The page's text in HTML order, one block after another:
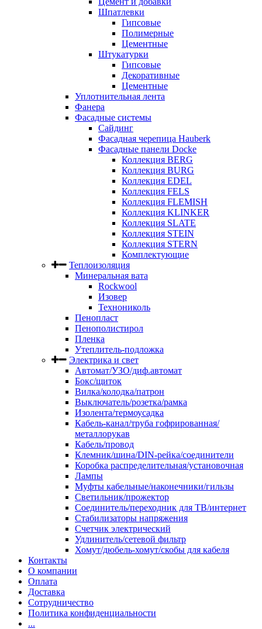
Шпатлевки
Гипсовые
Полимерные
Цементные
Штукатурки
Гипсовые
Декоративные
Цементные
Уплотнительная лента
Фанера
Фасадные системы
Сайдинг
Фасадная черепица Hauberk
Фасадные панели Docke
Коллекция BERG
Коллекция BURG
Коллекция EDEL
Коллекция FELS
Коллекция FLEMISH
Коллекция KLINKER
Коллекция SLATE
Коллекция STEIN
Коллекция STERN
Комплектующие
Теплоизоляция
Минеральная вата
Rockwool
Изовер
Технониколь
Пенопласт
Пенополистирол
Пленка
Утеплитель-подложка
Электрика и свет
Автомат/УЗО/диф.автомат
Бокс/щиток
Вилка/колодка/патрон
Выключатель/розетка/рамка
Изолента/термоусадка
Кабель-канал/труба гофрированная/
металлорукав
Кабель/провод
Клемник/шина/DIN-рейка/соединители
Коробка распределительная/установочная
Лампы
Муфты кабельные/наконечники/гильзы
Светильник/прожектор
Соединитель/переходник для ТВ/интернет
Стабилизаторы напряжения
Счетчик электрический
Удлинитель/сетевой фильтр
Хомут/дюбель-хомут/скобы для кабеля
Контакты
О компании
Оплата
Доставка
Сотрудничество
Политика конфиденциальности
...